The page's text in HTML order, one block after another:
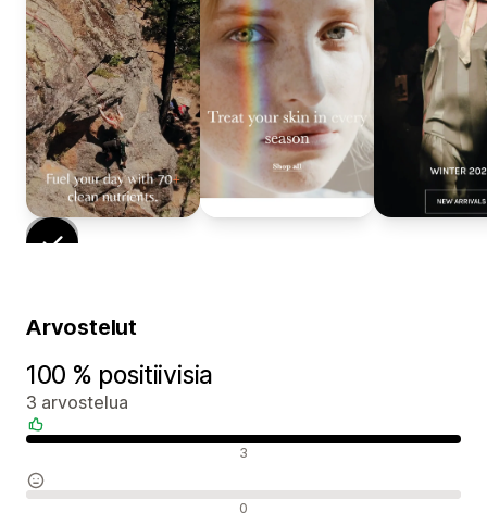
Arvostelut
100 % positiivisia
3 arvostelua
3
0